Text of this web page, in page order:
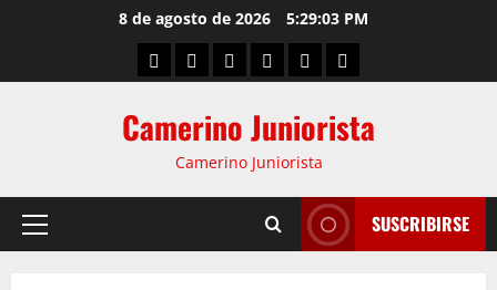
8 de agosto de 2026 5:29:04 PM
Camerino Juniorista
Camerino Juniorista
SUSCRIBIRSE